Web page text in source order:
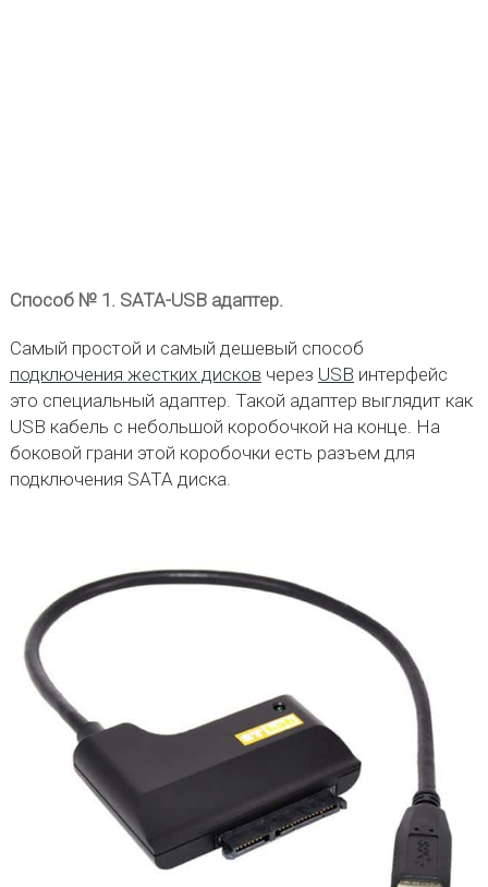
Способ № 1. SATA-USB адаптер.
Самый простой и самый дешевый способ
подключения жестких дисков через USB интерфейс
это специальный адаптер. Такой адаптер выглядит как
USB кабель с небольшой коробочкой на конце. На
боковой грани этой коробочки есть разъем для
подключения SATA диска.